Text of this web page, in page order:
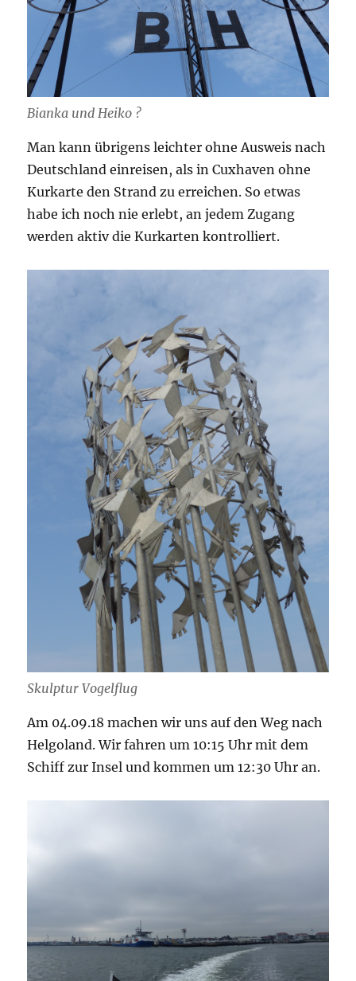
Bianka und Heiko ?
Man kann übrigens leichter ohne Ausweis nach
Deutschland einreisen, als in Cuxhaven ohne
Kurkarte den Strand zu erreichen. So etwas
habe ich noch nie erlebt, an jedem Zugang
werden aktiv die Kurkarten kontrolliert.
Skulptur Vogelflug
Am 04.09.18 machen wir uns auf den Weg nach
Helgoland. Wir fahren um 10:15 Uhr mit dem
Schiff zur Insel und kommen um 12:30 Uhr an.